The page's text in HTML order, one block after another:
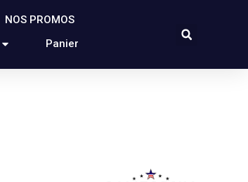
NOS PROMOS
Panier